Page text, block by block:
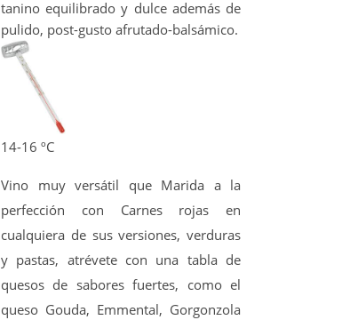
tanino equilibrado y dulce además de
pulido, post-gusto afrutado-balsámico.
14-16 ºC
Vino muy versátil que Marida a la
perfección con Carnes rojas en
cualquiera de sus versiones, verduras
y pastas, atrévete con una tabla de
quesos de sabores fuertes, como el
queso Gouda, Emmental, Gorgonzola